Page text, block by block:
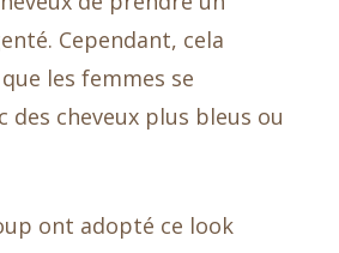
Cependant, cela
les femmes se
des cheveux plus bleus ou
ont adopté ce look